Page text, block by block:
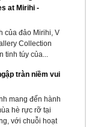
at Mirihi -
của đảo Mirihi, V
Collection
tinh túy của...
tràn niềm vui
mang đến hành
hè rực rỡ tại
với chuỗi hoạt